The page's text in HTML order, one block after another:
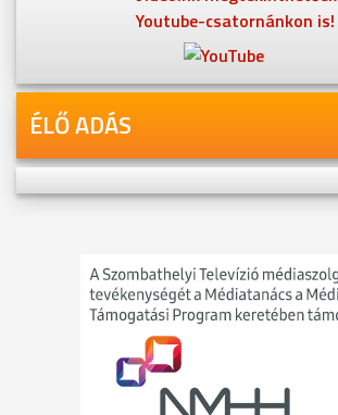
Youtube-csatornánkon is!
ÉLŐ ADÁS